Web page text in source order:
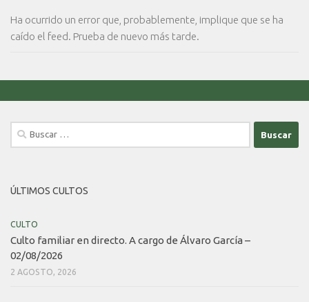
Ha ocurrido un error que, probablemente, implique que se ha
caído el feed. Prueba de nuevo más tarde.
Buscar:
ÚLTIMOS CULTOS
CULTO
Culto familiar en directo. A cargo de Álvaro García –
02/08/2026
2 AGOSTO, 2026